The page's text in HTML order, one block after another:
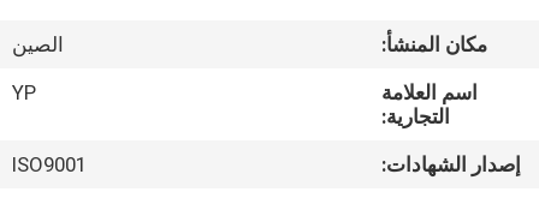
معلومات
جولة
مكان المنشأ:
الصين
اسم العلامة
التجارية:
YP
إصدار الشهادات:
ISO9001